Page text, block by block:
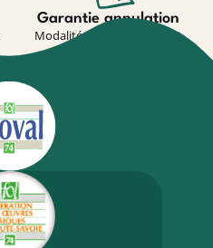
Garantie annulation
Modalité de souscription et